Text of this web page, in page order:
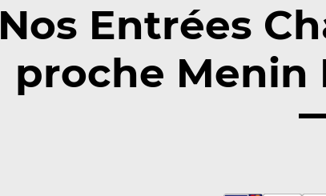
Nos Entrées
proche Menin